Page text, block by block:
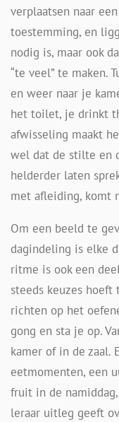
verplaatsen naar
toestemming, en
nodig is, maar ook
“te veel” te maken.
en weer naar je
het toilet, je drinkt
afwisseling maakt
wel dat de stilte en
helderder laten
met afleiding, komt
Om een beeld te
dagindeling is elke
ritme is ook een
steeds keuzes
richten op het
gong en sta je op.
kamer of in de zaal.
eetmomenten, een
fruit in de
leraar uitleg geeft